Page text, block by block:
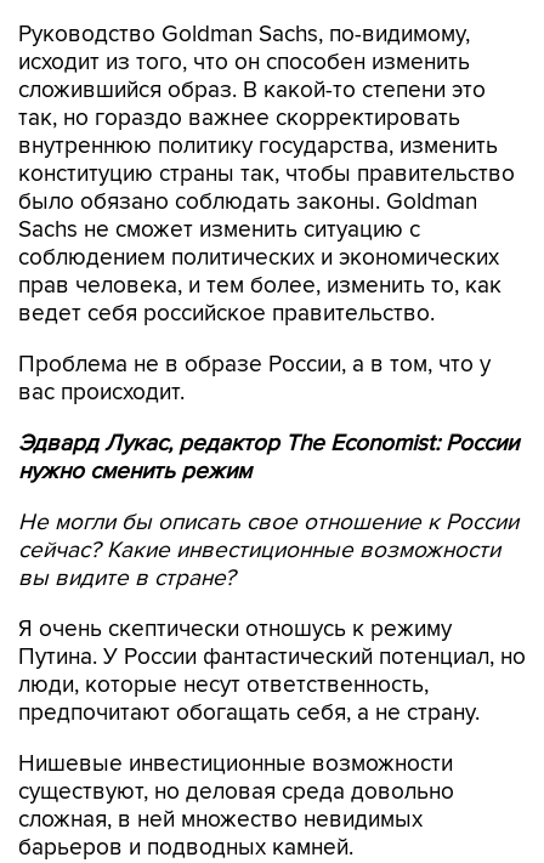
Руководство Goldman Sachs, по-видимому,
исходит из того, что он способен изменить
сложившийся образ. В какой-то степени это
так, но гораздо важнее скорректировать
внутреннюю политику государства, изменить
конституцию страны так, чтобы правительство
было обязано соблюдать законы. Goldman
Sachs не сможет изменить ситуацию с
соблюдением политических и экономических
прав человека, и тем более, изменить то, как
ведет себя российское правительство.
Проблема не в образе России, а в том, что у
вас происходит.
Эдвард Лукас, редактор The Economist: России
нужно сменить режим
Не могли бы описать свое отношение к России
сейчас? Какие инвестиционные возможности
вы видите в стране?
Я очень скептически отношусь к режиму
Путина. У России фантастический потенциал, но
люди, которые несут ответственность,
предпочитают обогащать себя, а не страну.
Нишевые инвестиционные возможности
существуют, но деловая среда довольно
сложная, в ней множество невидимых
барьеров и подводных камней.